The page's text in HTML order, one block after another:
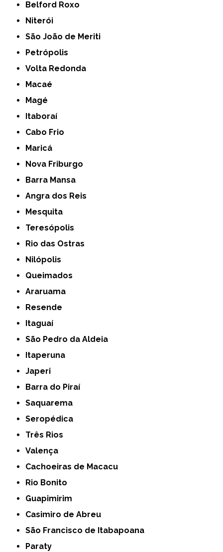
Belford Roxo
Niterói
São João de Meriti
Petrópolis
Volta Redonda
Macaé
Magé
Itaboraí
Cabo Frio
Maricá
Nova Friburgo
Barra Mansa
Angra dos Reis
Mesquita
Teresópolis
Rio das Ostras
Nilópolis
Queimados
Araruama
Resende
Itaguaí
São Pedro da Aldeia
Itaperuna
Japeri
Barra do Piraí
Saquarema
Seropédica
Três Rios
Valença
Cachoeiras de Macacu
Rio Bonito
Guapimirim
Casimiro de Abreu
São Francisco de Itabapoana
Paraty